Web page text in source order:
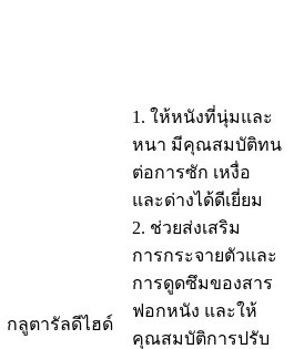
กลูตารัลดีไฮด์
1. ให้หนังที่นุ่มและ
หนา มีคุณสมบัติทน
ต่อการซัก เหงื่อ
และด่างได้ดีเยี่ยม
2. ช่วยส่งเสริม
การกระจายตัวและ
การดูดซึมของสาร
ฟอกหนัง และให้
คุณสมบัติการปรับ